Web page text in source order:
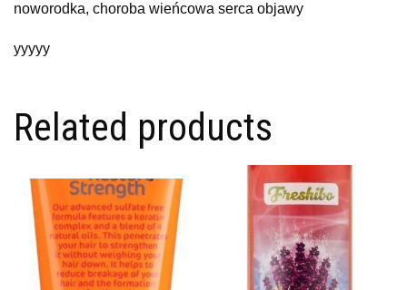
noworodka, choroba wieńcowa serca objawy
yyyyy
Related products